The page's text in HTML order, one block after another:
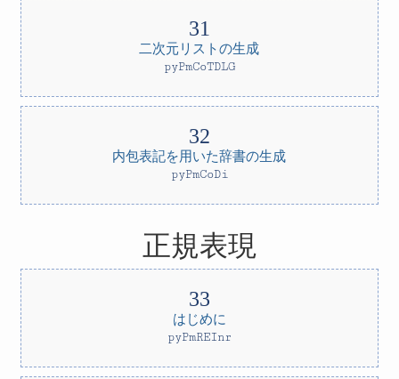
二次元リストの生成
pyPmCoTDLG
内包表記を用いた辞書の生成
pyPmCoDi
正規表現
はじめに
pyPmREInr